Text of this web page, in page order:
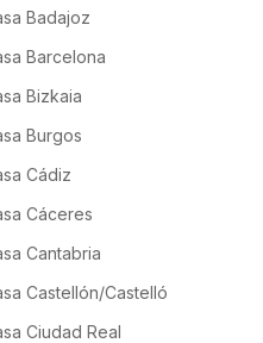
Badajoz
Barcelona
Bizkaia
Burgos
Cádiz
Cáceres
Cantabria
Castellón/Castelló
Ciudad Real